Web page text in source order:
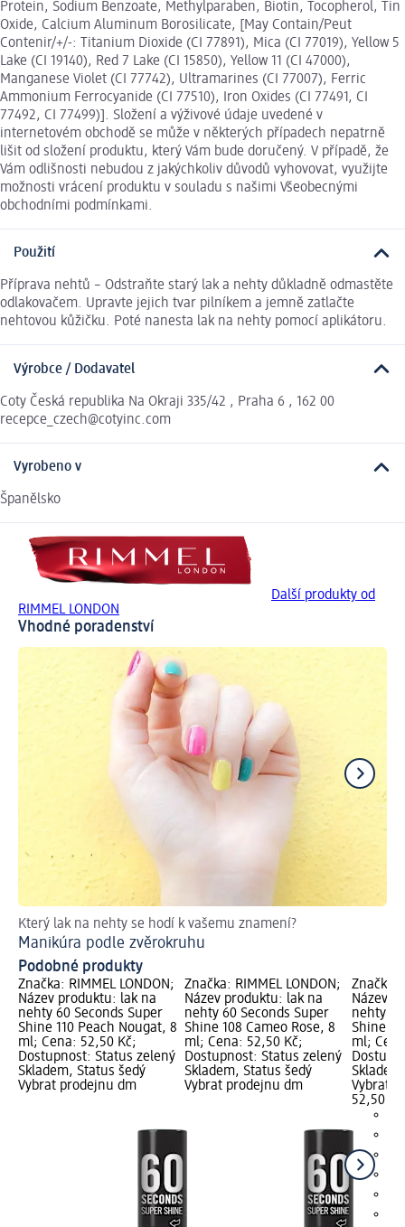
Protein, Sodium Benzoate, Methylparaben, Biotin, Tocopherol, Tin
Oxide, Calcium Aluminum Borosilicate, [May Contain/Peut
Contenir/+/-: Titanium Dioxide (CI 77891), Mica (CI 77019), Yellow 5
Lake (CI 19140), Red 7 Lake (CI 15850), Yellow 11 (CI 47000),
Manganese Violet (CI 77742), Ultramarines (CI 77007), Ferric
Ammonium Ferrocyanide (CI 77510), Iron Oxides (CI 77491, CI
77492, CI 77499)]. Složení a výživové údaje uvedené v
internetovém obchodě se může v některých případech nepatrně
lišit od složení produktu, který Vám bude doručený. V případě, že
Vám odlišnosti nebudou z jakýchkoliv důvodů vyhovovat, využijte
možnosti vrácení produktu v souladu s našimi Všeobecnými
obchodními podmínkami.
Použití
Příprava nehtů – Odstraňte starý lak a nehty důkladně odmastěte
odlakovačem. Upravte jejich tvar pilníkem a jemně zatlačte
nehtovou kůžičku. Poté nanesta lak na nehty pomocí aplikátoru.
Výrobce / Dodavatel
Coty Česká republika Na Okraji 335/42 , Praha 6 , 162 00
recepce_czech@cotyinc.com
Vyrobeno v
Španělsko
Další produkty od
RIMMEL LONDON
Vhodné poradenství
Který lak na nehty se hodí k vašemu znamení?
Manikúra podle zvěrokruhu
Podobné produkty
Značka: RIMMEL LONDON;
Název produktu: lak na
nehty 60 Seconds Super
Shine 110 Peach Nougat, 8
ml; Cena: 52,50 Kč;
Dostupnost: Status zelený
Skladem, Status šedý
Vybrat prodejnu dm
Značka: RIMMEL LONDON;
Název produktu: lak na
nehty 60 Seconds Super
Shine 108 Cameo Rose, 8
ml; Cena: 52,50 Kč;
Dostupnost: Status zelený
Skladem, Status šedý
Vybrat prodejnu dm
Značka:
Název
nehty
Shine
ml;
Vybrat
52,50 Kč